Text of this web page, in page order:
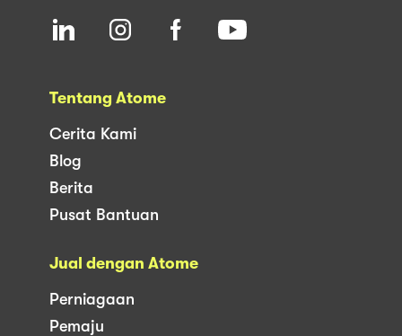
Tentang Atome
Cerita Kami
Blog
Berita
Pusat Bantuan
Jual dengan Atome
Perniagaan
Pemaju